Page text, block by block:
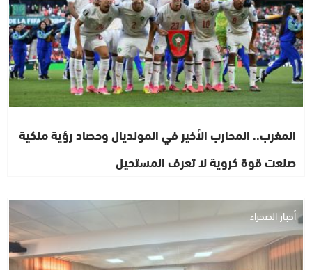
المغرب.. المحارب الأخير في المونديال وحصاد رؤية ملكية
صنعت قوة كروية لا تعرف المستحيل
أخبار الصحراء